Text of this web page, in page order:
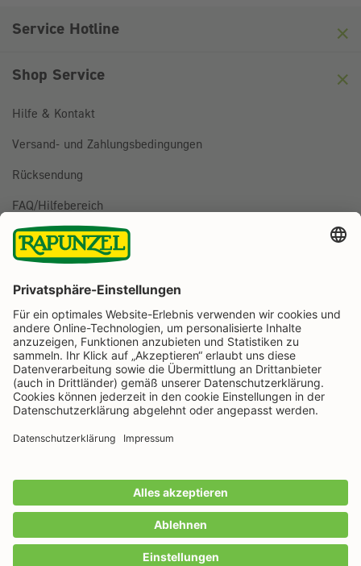
IN DEN WARENKORB
Service Hotline
Shop Service
Hilfe & Kontakt
Versand- und Zahlungsbedingungen
Rücksendung
FAQ/Hilfebereich
BESTELLUNG WIDERRUFEN
Rapunzel Naturkost auf Facebook
Rapunzel Naturkost auf Instagram
Rapunzel Naturkost auf YouTube
Rapunzel Naturkost auf Pinterest
Rapunzel Naturkost auf LinkedIn
Informationen
Zahlungsarten
Wir machen Bio aus Liebe seit 1974.
Versandkostenund ggf. Nachnahmegebühren, wenn
nicht anders angegeben.